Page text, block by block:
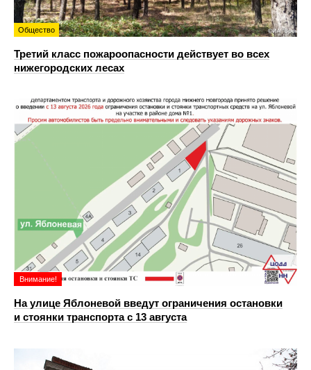
Общество
Третий класс пожароопасности действует во всех
нижегородских лесах
Внимание!
На улице Яблоневой введут ограничения остановки
и стоянки транспорта с 13 августа